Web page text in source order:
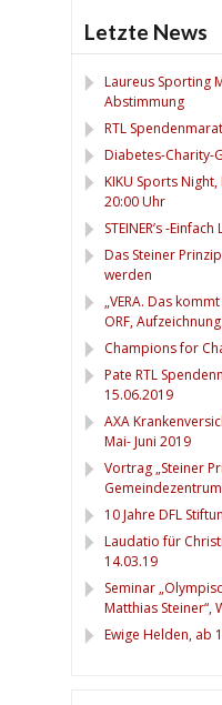
Letzte News
Laureus Sporting
Abstimmung
RTL
Diabetes-Charity-
KIKU Sports
20:00 Uhr
STEINER’s -
Das Steiner
werden
„VERA. Das
ORF,
Champions for
Pate RTL
15.06.2019
AXA
Mai- Juni 2019
Vortrag „Steiner
10 Jahre DFL
Laudatio für
14.03.19
Seminar
Matthias Steiner“,
Ewige Helden, ab